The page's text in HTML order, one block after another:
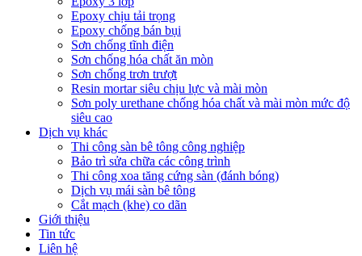
Epoxy chịu tải trọng
Epoxy chống bán bụi
Sơn chống tĩnh điện
Sơn chống hóa chất ăn mòn
Sơn chống trơn trượt
Resin mortar siêu chịu lực và mài mòn
Sơn poly urethane chống hóa chất và mài mòn mức độ
siêu cao
Dịch vụ khác
Thi công sàn bê tông công nghiệp
Bảo trì sửa chữa các công trình
Thi công xoa tăng cứng sàn (đánh bóng)
Dịch vụ mái sàn bê tông
Cắt mạch (khe) co dãn
Giới thiệu
Tin tức
Liên hệ